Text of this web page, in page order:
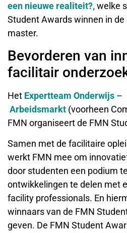
een nieuwe realiteit?​,welke
Student Awards winnen in
master.
Bevorderen van
facilitair
Het Expertteam Onderwijs –
Arbeidsmarkt (voorheen
FMN organiseert de FMN
Samen met de facilitaire
werkt FMN mee om
door studenten een podium
ontwikkelingen te delen met
facility professionals. En
winnaars van de FMN
geven. De FMN Student